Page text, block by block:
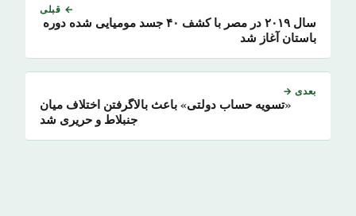
← قبلی
سال ۲۰۱۹ در مصر با کشف ۴۰ جسد مومیایی شده دوره
باستان آغاز شد
بعدی →
«تسویه حساب دولتی» باعث بالاگرفتن اختلاف میان
جنبلاط و حریری شد